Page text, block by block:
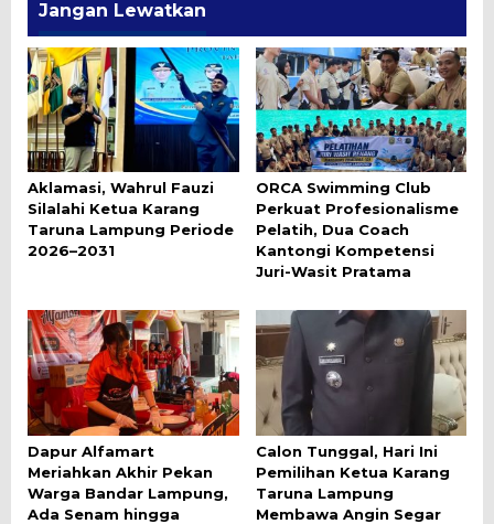
Jangan Lewatkan
Aklamasi, Wahrul Fauzi
Silalahi Ketua Karang
Taruna Lampung Periode
2026–2031
ORCA Swimming Club
Perkuat Profesionalisme
Pelatih, Dua Coach
Kantongi Kompetensi
Juri-Wasit Pratama
Dapur Alfamart
Meriahkan Akhir Pekan
Warga Bandar Lampung,
Ada Senam hingga
Calon Tunggal, Hari Ini
Pemilihan Ketua Karang
Taruna Lampung
Membawa Angin Segar